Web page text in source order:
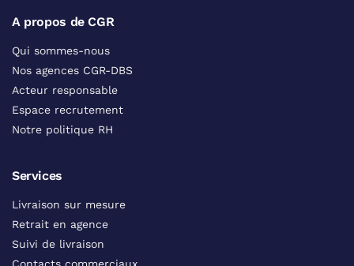
A propos de CGR
Qui sommes-nous
Nos agences CGR-DBS
Acteur responsable
Espace recrutement
Notre politique RH
Services
Livraison sur mesure
Retrait en agence
Suivi de livraison